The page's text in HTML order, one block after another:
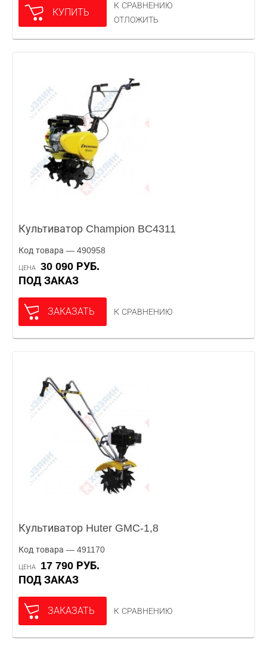
КУПИТЬ
К СРАВНЕНИЮ
ОТЛОЖИТЬ
Культиватор Champion BC4311
Код товара — 490958
ЦЕНА
30 090 РУБ.
ПОД ЗАКАЗ
ЗАКАЗАТЬ К СРАВНЕНИЮ
Культиватор Huter GMC-1,8
Код товара — 491170
ЦЕНА
17 790 РУБ.
ПОД ЗАКАЗ
ЗАКАЗАТЬ К СРАВНЕНИЮ